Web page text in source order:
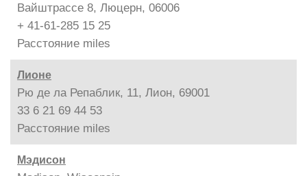
Вайштрассе 8, Люцерн, 06006
+ 41-61-285 15 25
Расстояние miles
Лионе
Рю де ла Репаблик, 11, Лион, 69001
33 6 21 69 44 53
Расстояние miles
Мэдисон